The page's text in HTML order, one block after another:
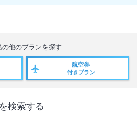
の他のプランを探す
航空券
付きプラン
検索する